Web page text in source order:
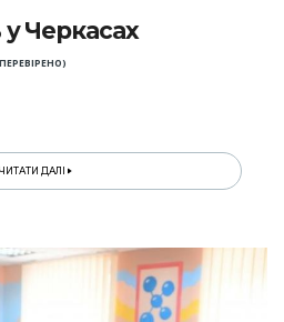
у Черкасах
ЧИТАТИ ДАЛІ